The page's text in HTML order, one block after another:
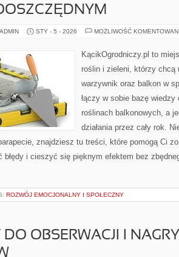
STY - 5 - 2026 MOŻLIWOŚĆ
KącikOgrodniczy.pl to
roślin i zieleni, którzy chcą
warzywnik oraz balkon w
łączy w sobie bazę
roślinach balkonowych, a
działania przez cały rok.
znajdziesz tu treści, które pomogą Ci
błędy i cieszyć się pięknym efektem bez
ROZWÓJ EMOCJONALNY I SPOŁECZNY
DO OBSERWACJI I